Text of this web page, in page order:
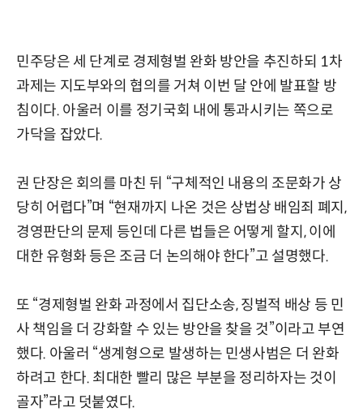
민주당은 세 단계로 경제형벌 완화 방안을 추진하되 1차
과제는 지도부와의 협의를 거쳐 이번 달 안에 발표할 방
침이다. 아울러 이를 정기국회 내에 통과시키는 쪽으로
가닥을 잡았다.
권 단장은 회의를 마친 뒤 “구체적인 내용의 조문화가 상
당히 어렵다”며 “현재까지 나온 것은 상법상 배임죄 폐지,
경영판단의 문제 등인데 다른 법들은 어떻게 할지, 이에
대한 유형화 등은 조금 더 논의해야 한다”고 설명했다.
또 “경제형벌 완화 과정에서 집단소송, 징벌적 배상 등 민
사 책임을 더 강화할 수 있는 방안을 찾을 것”이라고 부연
했다. 아울러 “생계형으로 발생하는 민생사범은 더 완화
하려고 한다. 최대한 빨리 많은 부분을 정리하자는 것이
골자”라고 덧붙였다.